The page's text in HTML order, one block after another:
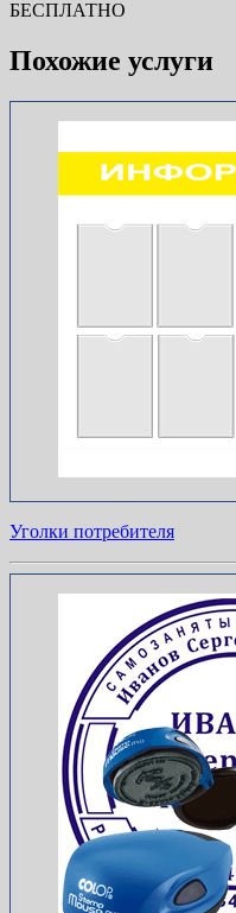
БЕСПЛАТНО
Похожие услуги
Уголки потребителя